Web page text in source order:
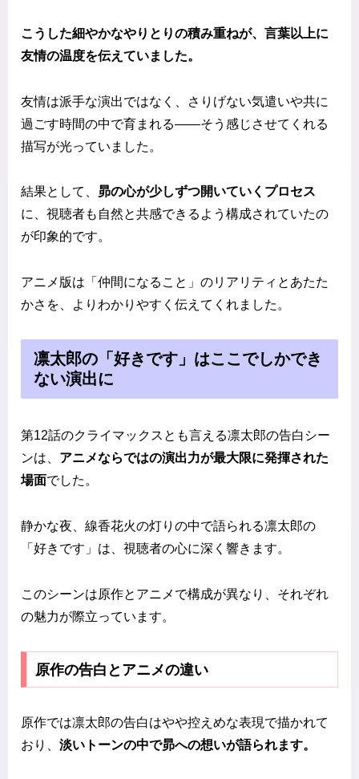
こうした細やかなやりとりの積み重ねが、言葉以上に
友情の温度を伝えていました。
友情は派手な演出ではなく、さりげない気遣いや共に
過ごす時間の中で育まれる——そう感じさせてくれる
描写が光っていました。
結果として、
昴の心が少しずつ開いていくプロセス
に、視聴者も自然と共感できるよう構成されていたの
が印象的です。
アニメ版は「仲間になること」のリアリティとあたた
かさを、よりわかりやすく伝えてくれました。
凛太郎の「好きです」はここでしかでき
ない演出に
第12話のクライマックスとも言える凛太郎の告白シー
ンは、 アニメならではの演出力が最大限に発揮された
場面でした。
静かな夜、線香花火の灯りの中で語られる凛太郎の
「好きです」は、視聴者の心に深く響きます。
このシーンは原作とアニメで構成が異なり、それぞれ
の魅力が際立っています。
原作の告白とアニメの違い
原作では凛太郎の告白はやや控えめな表現で描かれて
おり、 淡いトーンの中で昴への想いが語られます。